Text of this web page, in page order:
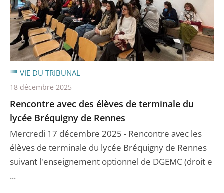
Rencontre avec des élèves de terminale du
lycée Bréquigny de Rennes
Mercredi 17 décembre 2025 - Rencontre avec les
élèves de terminale du lycée Bréquigny de Rennes
suivant l'enseignement optionnel de DGEMC (droit e
...
VIE DU TRIBUNAL
18 décembre 2025